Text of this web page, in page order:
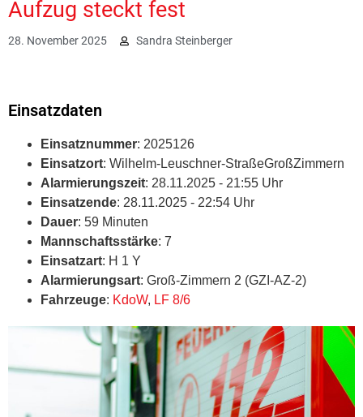
Aufzug steckt fest
28. November 2025 Sandra Steinberger
Einsatzdaten
Einsatznummer: 2025126
Einsatzort: Wilhelm-Leuschner-StraßeGroßZimmern
Alarmierungszeit: 28.11.2025 - 21:55 Uhr
Einsatzende: 28.11.2025 - 22:54 Uhr
Dauer: 59 Minuten
Mannschaftsstärke: 7
Einsatzart: H 1 Y
Alarmierungsart: Groß-Zimmern 2 (GZI-AZ-2)
Fahrzeuge: KdoW, LF 8/6